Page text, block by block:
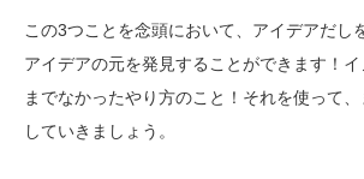
この3つことを念頭において、アイデアだし
アイデアの元を発見することができます！
までなかったやり方のこと！それを使って
していきましょう。